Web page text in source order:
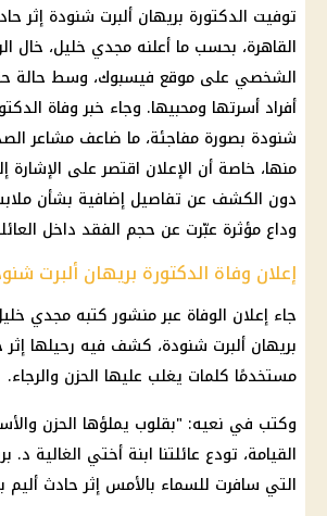
توفيت الدكتورة بريهان ألبرت شنودة إثر
القاهرة، بحسب ما أعلنه مجدي خليل، خال
الشخصي على موقع فيسبوك، وسط حالة
أفراد أسرتها ومحبيها. وجاء خبر وفاة
شنودة بصورة مفاجئة، ما ضاعف مشاعر
منها، خاصة أن الإعلان اقتصر على الإشارة
دون الكشف عن تفاصيل إضافية بشأن
وداع مؤثرة عبّرت عن حجم الفقد داخل
إعلان وفاة الدكتورة بريهان ألبرت
جاء إعلان الوفاة عبر منشور كتبه مجدي
بريهان ألبرت شنودة، كشف فيه رحيلها إثر
مستخدمًا كلمات يغلب عليها الحزن والرجاء.
وكتب في نعيه: "بقلوب يملؤها الحزن
القيامة، تودع عائلتنا ابنة أختي الغالية د.
التي سافرت للسماء بالأمس إثر حادث أليم